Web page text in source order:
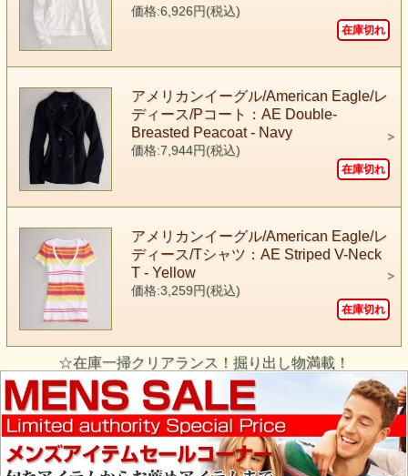
価格:6,926円(税込)
在庫切れ
アメリカンイーグル/American Eagle/レ
ディース/Pコート：AE Double-
Breasted Peacoat - Navy
価格:7,944円(税込)
在庫切れ
アメリカンイーグル/American Eagle/レ
ディース/Tシャツ：AE Striped V-Neck
T - Yellow
価格:3,259円(税込)
在庫切れ
☆在庫一掃クリアランス！掘り出し物満載！